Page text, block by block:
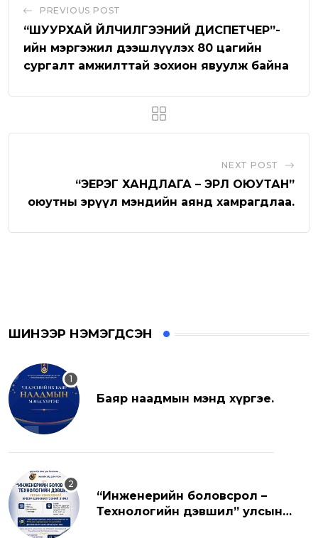
b
e
p
p
e
U
p
i
E
PREVIOUS POST
“ШУУРХАЙ ҮЙЛЧИЛГЭЭНИЙ ДИСПЕТЧЕР”-
ийн мэргэжил дээшлүүлэх 80 цагийн
сургалт амжилттай зохион явуулж байна
NEXT POST
“ЭЕРЭГ ХАНДЛАГА – ЭРҮҮЛ ОЮУТАН”
оюутны эрүүл мэндийн аянд хамрагдлаа.
ШИНЭЭР НЭМЭГДСЭН
Баяр наадмын мэнд хүргэе.
“Инженерийн боловсрол –
Технологийн дэвшил” улсын